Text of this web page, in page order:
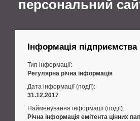
персональний
Інформація підприємства
Тип інформації:
Регулярна річна інформація
Дата інформації (події):
31.12.2017
Найменування інформації (події):
Річна інформація емітента цінних